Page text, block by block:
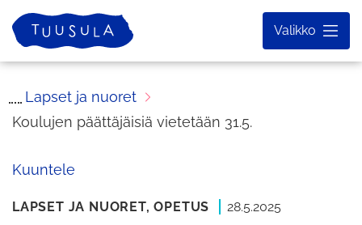
Siirry
sisältöön
Etusivu
Valikko
Lapset ja nuoret
Koulujen päättäjäisiä vietetään 31.5.
Kuuntele
LAPSET JA NUORET,OPETUS 28.5.2025